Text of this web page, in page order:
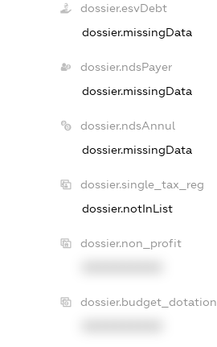
dossier.esvDebt
dossier.missingData
dossier.ndsPayer
dossier.missingData
dossier.ndsAnnul
dossier.missingData
dossier.single_tax_reg
dossier.notInList
dossier.non_profit
dossier.budget_dotation